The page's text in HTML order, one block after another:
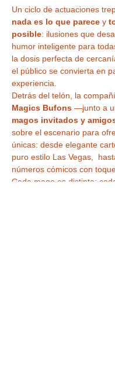
Un ciclo de actuaciones
nada es lo que parece y
posible: ilusiones que
humor inteligente para
la dosis perfecta de
el público se convierta en
experiencia.
Detrás del telón, la
Magics Bufons —junto a
magos invitados y
sobre el escenario para
únicas: desde elegante
puro estilo Las Vegas,
números cómicos con
Cada mago es distinto;